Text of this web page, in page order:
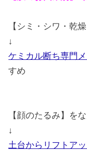
【シミ・シワ・乾
↓
ケミカル断ち専門
すめ
【顔のたるみ】を
↓
土台からリフトア